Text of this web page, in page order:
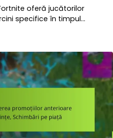
oferă jucătorilor
specifice în timpul…